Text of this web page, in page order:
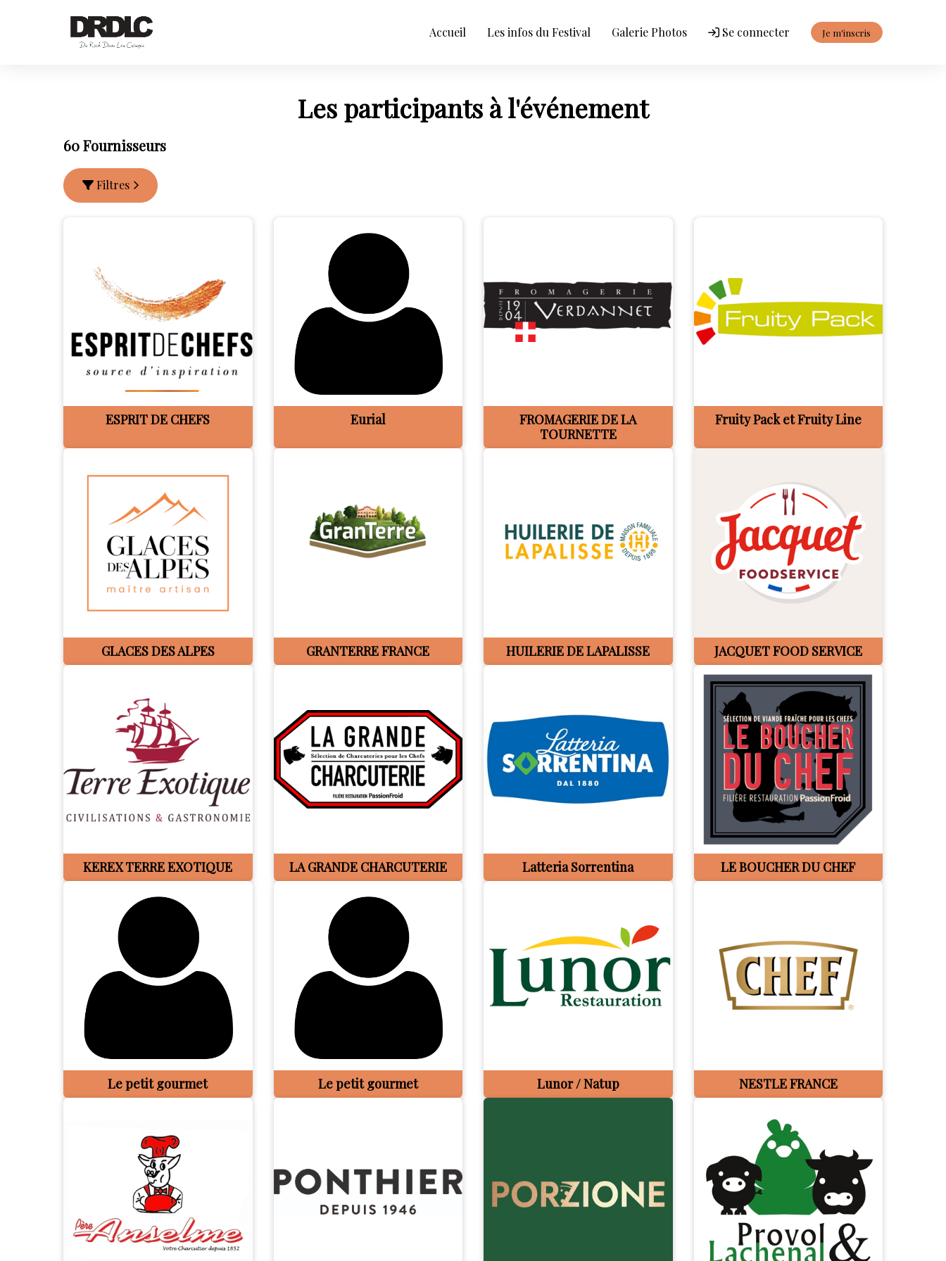
Accueil Les infos du Festival Galerie Photos Se connecter Je m'inscris
Les participants à l'événement
60 Fournisseurs
Filtres
ESPRIT DE CHEFS Eurial
FROMAGERIE DE LA
TOURNETTE
Fruity Pack et Fruity Line
GLACES DES ALPES GRANTERRE FRANCE HUILERIE DE LAPALISSE JACQUET FOOD SERVICE
KEREX TERRE EXOTIQUE LA GRANDE CHARCUTERIE Latteria Sorrentina LE BOUCHER DU CHEF
Le petit gourmet Le petit gourmet Lunor / Natup NESTLE FRANCE